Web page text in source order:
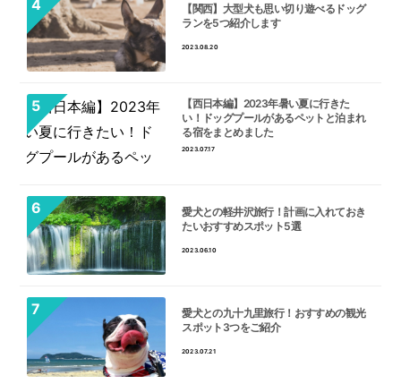
【関西】大型犬も思い切り遊べるドッグ
ランを5つ紹介します
2023.08.20
【西日本編】2023年暑い夏に行きた
い！ドッグプールがあるペットと泊まれ
る宿をまとめました
2023.07.17
愛犬との軽井沢旅行！計画に入れておき
たいおすすめスポット5選
2023.06.10
愛犬との九十九里旅行！おすすめの観光
スポット3つをご紹介
2023.07.21